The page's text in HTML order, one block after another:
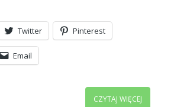
Twitter Pinterest
Email
CZYTAJ WIĘCEJ